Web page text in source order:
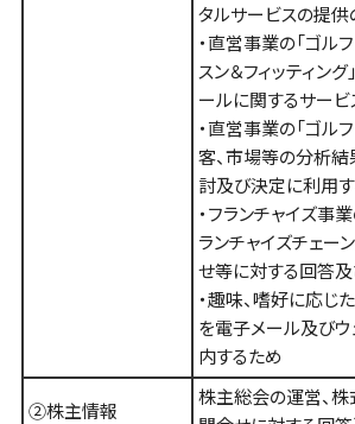
タルサービスの提供
・直営事業の「ゴル
スン＆フィッティン
ールに関するサー
・直営事業の「ゴル
客、市場等の分析
討及び決定に利用
・フランチャイズ事業
ランチャイズチェー
せ等に対する回答
・趣味、嗜好に応じ
を電子メール及びウ
内するため
②株主情報
株主総会の運営、